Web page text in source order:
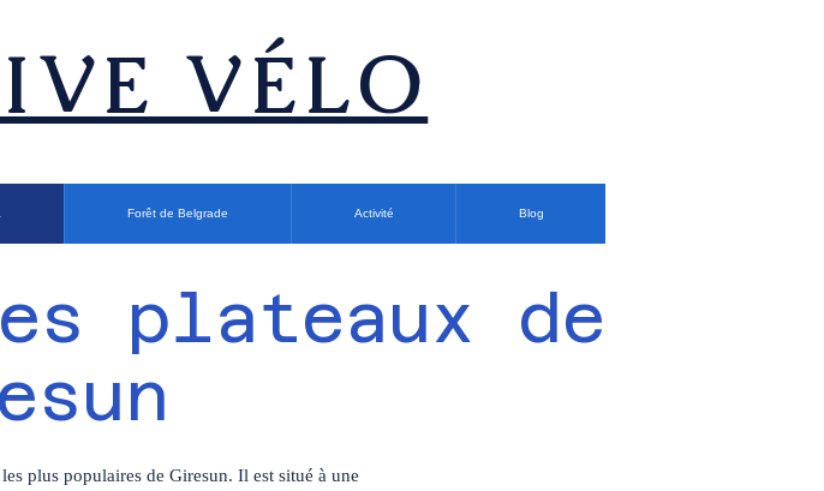
VÉLO
Forêt de Belgrade Activité Blog
plateaux de
plus populaires de Giresun. Il est situé à une